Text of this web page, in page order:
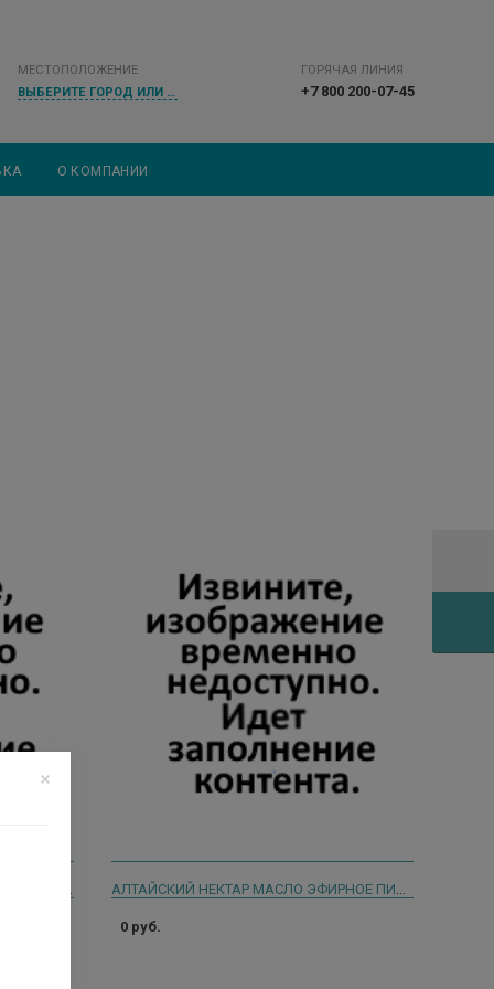
МЕСТОПОЛОЖЕНИЕ
ВЫБЕРИТЕ ГОРОД ИЛИ НАСЕЛЕННЫЙ ПУНКТ
ГОРЯЧАЯ ЛИНИЯ
+7 800 200-07-45
О КОМПАНИИ
АСПЕРА МАСЛО ЖАСМИН 10МЛ. ЭФИРНОЕ И/У АЛТАЙСКИЙ НЕКТАР МАСЛО ЭФИРНОЕ ПИХТОВОЕ 30МЛ
0 руб.